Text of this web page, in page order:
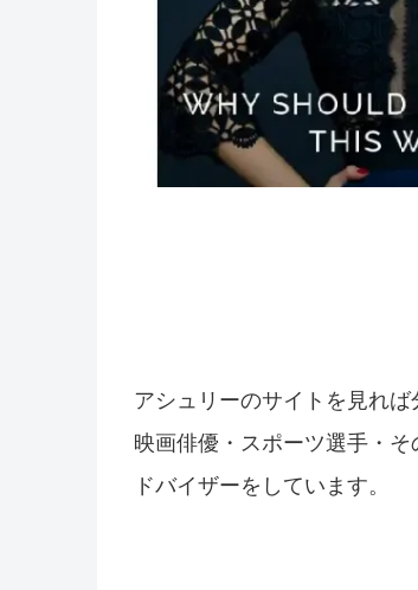
アシュリーのサイトを見れ
映画俳優・スポーツ選手・
ドバイザーをしています。